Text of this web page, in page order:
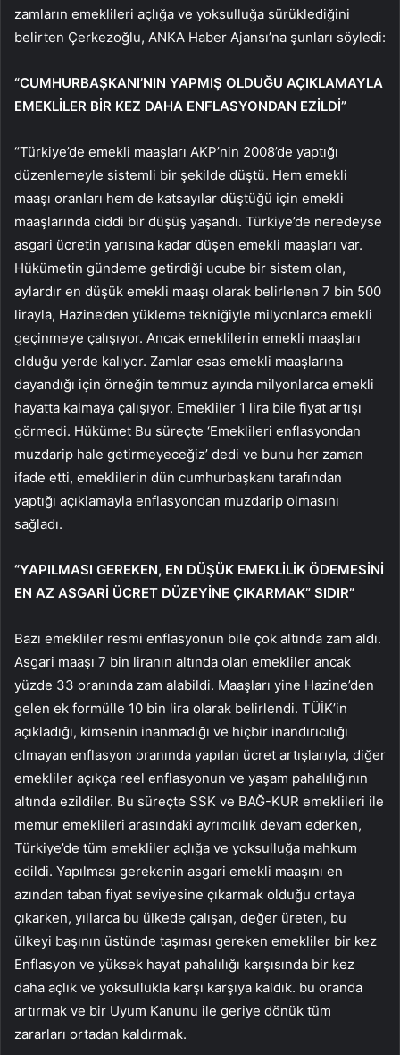
zamların emeklileri açlığa ve yoksulluğa sürüklediğini
belirten Çerkezoğlu, ANKA Haber Ajansı’na şunları söyledi:
“CUMHURBAŞKANI’NIN YAPMIŞ OLDUĞU AÇIKLAMAYLA
EMEKLİLER BİR KEZ DAHA ENFLASYONDAN EZİLDİ”
“Türkiye’de emekli maaşları AKP’nin 2008’de yaptığı
düzenlemeyle sistemli bir şekilde düştü. Hem emekli
maaşı oranları hem de katsayılar düştüğü için emekli
maaşlarında ciddi bir düşüş yaşandı. Türkiye’de neredeyse
asgari ücretin yarısına kadar düşen emekli maaşları var.
Hükümetin gündeme getirdiği ucube bir sistem olan,
aylardır en düşük emekli maaşı olarak belirlenen 7 bin 500
lirayla, Hazine’den yükleme tekniğiyle milyonlarca emekli
geçinmeye çalışıyor. Ancak emeklilerin emekli maaşları
olduğu yerde kalıyor. Zamlar esas emekli maaşlarına
dayandığı için örneğin temmuz ayında milyonlarca emekli
hayatta kalmaya çalışıyor. Emekliler 1 lira bile fiyat artışı
görmedi. Hükümet Bu süreçte ‘Emeklileri enflasyondan
muzdarip hale getirmeyeceğiz’ dedi ve bunu her zaman
ifade etti, emeklilerin dün cumhurbaşkanı tarafından
yaptığı açıklamayla enflasyondan muzdarip olmasını
sağladı.
“YAPILMASI GEREKEN, EN DÜŞÜK EMEKLİLİK ÖDEMESİNİ
EN AZ ASGARİ ÜCRET DÜZEYİNE ÇIKARMAK” SIDIR”
Bazı emekliler resmi enflasyonun bile çok altında zam aldı.
Asgari maaşı 7 bin liranın altında olan emekliler ancak
yüzde 33 oranında zam alabildi. Maaşları yine Hazine’den
gelen ek formülle 10 bin lira olarak belirlendi. TÜİK’in
açıkladığı, kimsenin inanmadığı ve hiçbir inandırıcılığı
olmayan enflasyon oranında yapılan ücret artışlarıyla, diğer
emekliler açıkça reel enflasyonun ve yaşam pahalılığının
altında ezildiler. Bu süreçte SSK ve BAĞ-KUR emeklileri ile
memur emeklileri arasındaki ayrımcılık devam ederken,
Türkiye’de tüm emekliler açlığa ve yoksulluğa mahkum
edildi. Yapılması gerekenin asgari emekli maaşını en
azından taban fiyat seviyesine çıkarmak olduğu ortaya
çıkarken, yıllarca bu ülkede çalışan, değer üreten, bu
ülkeyi başının üstünde taşıması gereken emekliler bir kez
Enflasyon ve yüksek hayat pahalılığı karşısında bir kez
daha açlık ve yoksullukla karşı karşıya kaldık. bu oranda
artırmak ve bir Uyum Kanunu ile geriye dönük tüm
zararları ortadan kaldırmak.